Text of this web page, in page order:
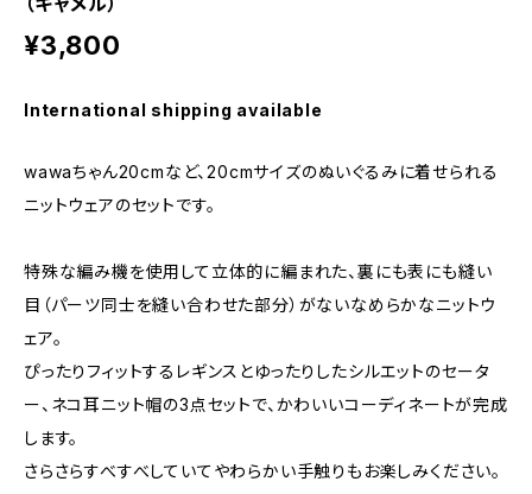
¥3,800
International shipping available
wawaちゃん20cmなど、20cmサイズのぬいぐるみに着せられる
ニットウェアのセットです。
特殊な編み機を使用して立体的に編まれた、裏にも表にも縫い
目（パーツ同士を縫い合わせた部分）がないなめらかなニットウ
ェア。
ぴったりフィットするレギンスとゆったりしたシルエットのセータ
ー、ネコ耳ニット帽の3点セットで、かわいいコーディネートが完成
します。
さらさらすべすべしていてやわらかい手触りもお楽しみください。